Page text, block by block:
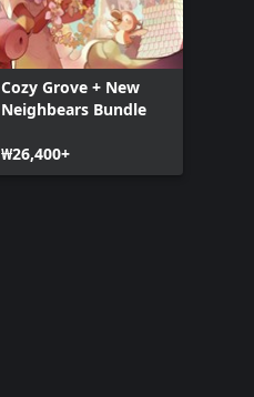
Cozy Grove + New
Neighbears Bundle
₩26,400+